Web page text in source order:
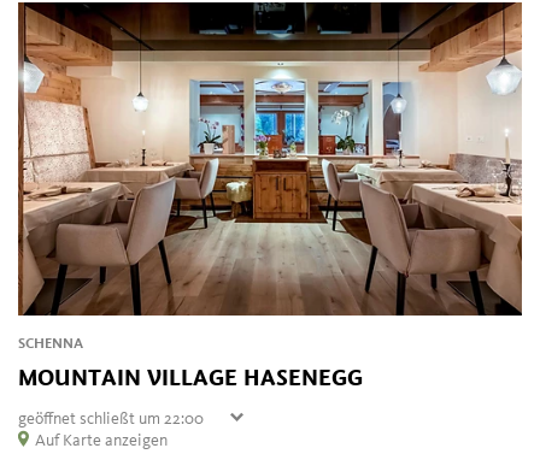
SCHENNA
MOUNTAIN VILLAGE HASENEGG
geöffnet schließt um 22:00
Freitag
10:00 - 22:00
Auf Karte anzeigen